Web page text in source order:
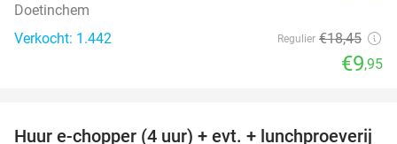
Doetinchem
Verkocht: 1.442
Regulier €18,45
€9,95
Huur e-chopper (4 uur) + evt. + lunchproeverij